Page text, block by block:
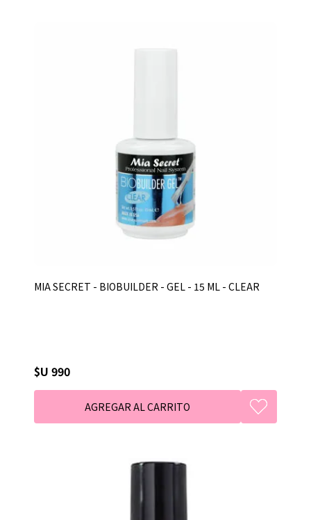
MIA SECRET - BIOBUILDER - GEL - 15 ML - CLEAR
$U 990